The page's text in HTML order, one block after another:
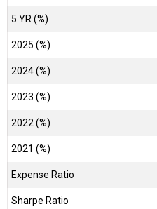
5 YR (%)
2025 (%)
2024 (%)
2023 (%)
2022 (%)
2021 (%)
Expense Ratio
Sharpe Ratio